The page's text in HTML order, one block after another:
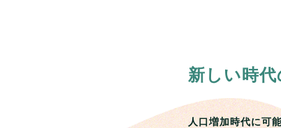
新しい時代
人口増加時代に可